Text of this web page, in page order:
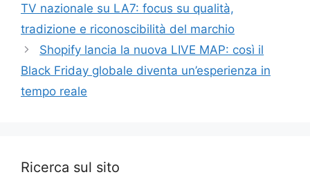
TV nazionale su LA7: focus su qualità,
tradizione e riconoscibilità del marchio
Shopify lancia la nuova LIVE MAP: così il
Black Friday globale diventa un’esperienza in
tempo reale
Ricerca sul sito